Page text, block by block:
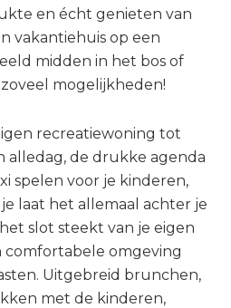
en écht genieten van
vakantiehuis op een
midden in het bos of
mogelijkheden!
recreatiewoning tot
alledag, de drukke agenda
spelen voor je kinderen,
laat het allemaal achter je
slot steekt van je eigen
comfortabele omgeving
Uitgebreid brunchen,
met de kinderen,